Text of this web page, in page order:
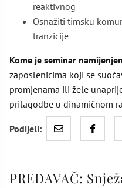
reaktivnog
Osnažiti timsku
tranzicije
Kome je seminar
zaposlenicima koji se
promjenama ili žele
prilagodbe u dinamičnom
Podijeli:
PREDAVAČ: